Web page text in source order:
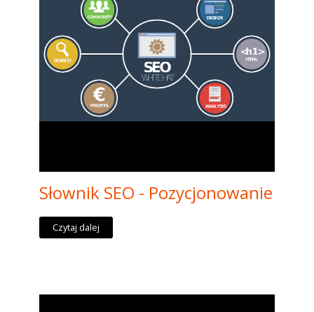
Słownik SEO - Pozycjonowanie
Czytaj dalej